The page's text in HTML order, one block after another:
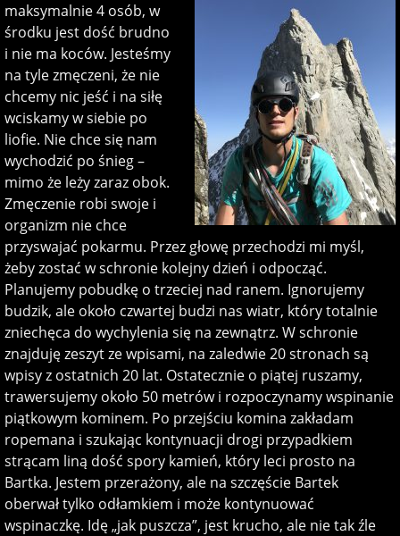
maksymalnie 4 osób, w
środku jest dość brudno
i nie ma koców. Jesteśmy
na tyle zmęczeni, że nie
chcemy nic jeść i na siłę
wciskamy w siebie po
liofie. Nie chce się nam
wychodzić po śnieg –
mimo że leży zaraz obok.
Zmęczenie robi swoje i
organizm nie chce
przyswajać pokarmu. Przez głowę przechodzi mi myśl,
żeby zostać w schronie kolejny dzień i odpocząć.
Planujemy pobudkę o trzeciej nad ranem. Ignorujemy
budzik, ale około czwartej budzi nas wiatr, który totalnie
zniechęca do wychylenia się na zewnątrz. W schronie
znajduję zeszyt ze wpisami, na zaledwie 20 stronach są
wpisy z ostatnich 20 lat. Ostatecznie o piątej ruszamy,
trawersujemy około 50 metrów i rozpoczynamy wspinanie
piątkowym kominem. Po przejściu komina zakładam
ropemana i szukając kontynuacji drogi przypadkiem
strącam liną dość spory kamień, który leci prosto na
Bartka. Jestem przerażony, ale na szczęście Bartek
oberwał tylko odłamkiem i może kontynuować
wspinaczkę. Idę „jak puszcza”, jest krucho, ale nie tak źle